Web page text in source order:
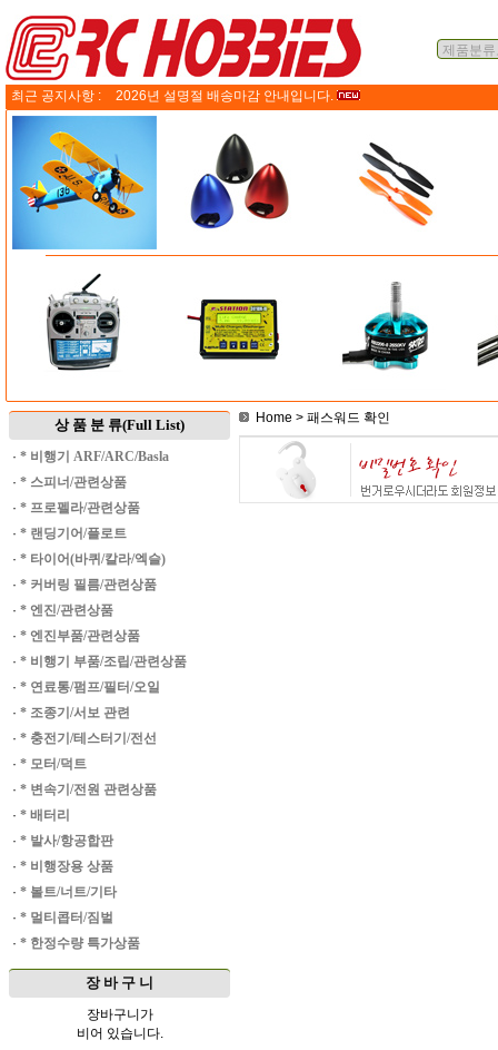
최근 공지사항 : 2026년 설명절 배송마감 안내입니다.
상 품 분 류(Full List)
· * 비행기 ARF/ARC/Basla
· * 스피너/관련상품
· * 프로펠라/관련상품
· * 랜딩기어/플로트
· * 타이어(바퀴/칼라/엑슬)
· * 커버링 필름/관련상품
· * 엔진/관련상품
· * 엔진부품/관련상품
· * 비행기 부품/조립/관련상품
· * 연료통/펌프/필터/오일
· * 조종기/서보 관련
· * 충전기/테스터기/전선
· * 모터/덕트
· * 변속기/전원 관련상품
· * 배터리
· * 발사/항공합판
· * 비행장용 상품
· * 볼트/너트/기타
· * 멀티콥터/짐벌
· * 한정수량 특가상품
장 바 구 니
장바구니가
비어 있습니다.
Home > 패스워드 확인